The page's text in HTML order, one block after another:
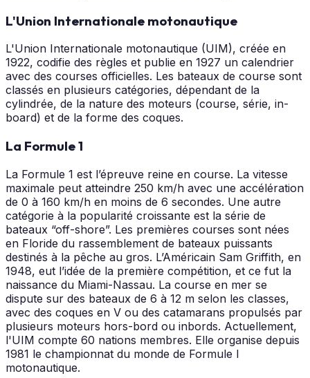
L'Union Internationale motonautique
L'Union Internationale motonautique (UIM), créée en
1922, codifie des règles et publie en 1927 un calendrier
avec des courses officielles. Les bateaux de course sont
classés en plusieurs catégories, dépendant de la
cylindrée, de la nature des moteurs (course, série, in-
board) et de la forme des coques.
La Formule 1
La Formule 1 est l’épreuve reine en course. La vitesse
maximale peut atteindre 250 km/h avec une accélération
de 0 à 160 km/h en moins de 6 secondes. Une autre
catégorie à la popularité croissante est la série de
bateaux “off-shore”. Les premières courses sont nées
en Floride du rassemblement de bateaux puissants
destinés à la pêche au gros. L’Américain Sam Griffith, en
1948, eut l’idée de la première compétition, et ce fut la
naissance du Miami-Nassau. La course en mer se
dispute sur des bateaux de 6 à 12 m selon les classes,
avec des coques en V ou des catamarans propulsés par
plusieurs moteurs hors-bord ou inbords. Actuellement,
l'UIM compte 60 nations membres. Elle organise depuis
1981 le championnat du monde de Formule I
motonautique.